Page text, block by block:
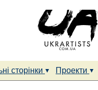
сторінки Проекти